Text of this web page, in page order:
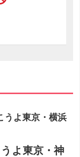
うよ東京・横浜
よ東京・神